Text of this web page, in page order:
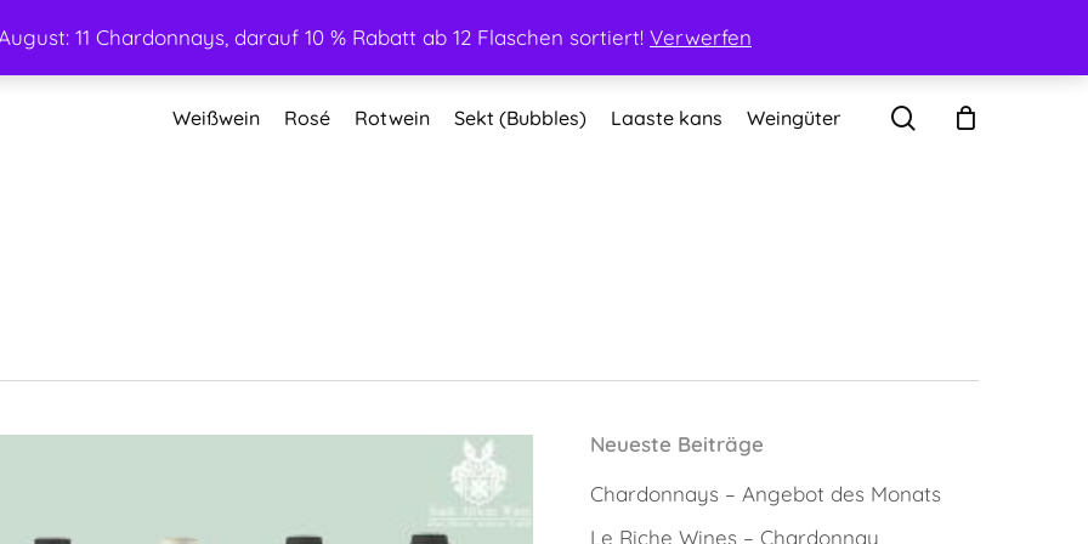
11 Chardonnays, darauf 10 % Rabatt ab 12 Flaschen sortiert! Verwerfen
Mein Konto
Weißwein Rosé Rotwein Sekt (Bubbles) Laaste kans Weingüter search
Neueste Beiträge
Chardonnays – Angebot des Monats
Le Riche Wines – Chardonnay